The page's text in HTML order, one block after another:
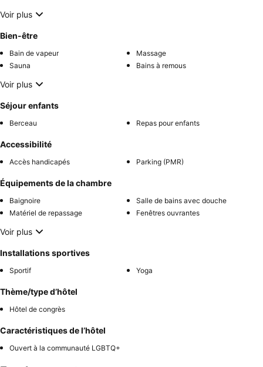
Voir plus
Bien-être
Bain de vapeur
Massage
Sauna
Bains à remous
Voir plus
Séjour enfants
Berceau Repas pour enfants
Accessibilité
Accès handicapés Parking (PMR)
Équipements de la chambre
Baignoire
Salle de bains avec douche
Matériel de repassage
Fenêtres ouvrantes
Voir plus
Installations sportives
Sportif Yoga
Thème/type d’hôtel
Hôtel de congrès
Caractéristiques de l’hôtel
Ouvert à la communauté LGBTQ+